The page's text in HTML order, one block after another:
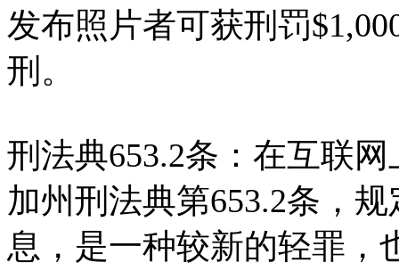
发布照片者可获刑罚
刑。
刑法典653.2条：在互联
加州刑法典第653.2条，
息，是一种较新的轻罪，